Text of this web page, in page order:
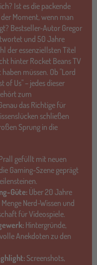
Ist es die packende
Moment, wenn man
Bestseller-Autor Gregor
und 50 Jahre
der essenziellsten Titel
hinter Rocket Beans TV
müssen. Ob "Lord
of Us" – jedes dieser
zum
das Richtige für
schließen
Sprung in die
gefüllt mit neuen
Gaming-Szene geprägt
Güte: Über 20 Jahre
Nerd-Wissen und
für Videospiele.
Hintergründe,
Anekdoten zu den
Screenshots,